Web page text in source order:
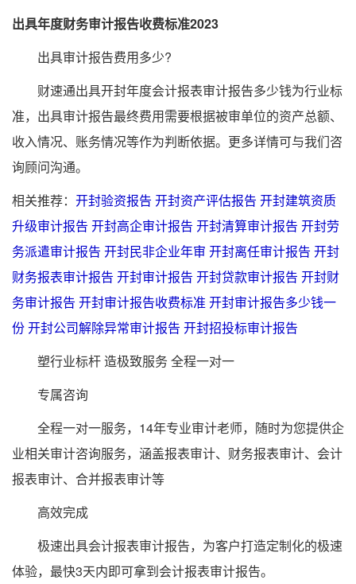
出具年度财务审计报告收费标准2023
出具审计报告费用多少?
财速通出具开封年度会计报表审计报告多少钱为行业标
准，出具审计报告最终费用需要根据被审单位的资产总额、
收入情况、账务情况等作为判断依据。更多详情可与我们咨
询顾问沟通。
相关推荐： 开封验资报告 开封资产评估报告 开封建筑资质
升级审计报告 开封高企审计报告 开封清算审计报告 开封劳
务派遣审计报告 开封民非企业年审 开封离任审计报告 开封
财务报表审计报告 开封审计报告 开封贷款审计报告 开封财
务审计报告 开封审计报告收费标准 开封审计报告多少钱一
份开封公司解除异常审计报告 开封招投标审计报告
塑行业标杆 造极致服务 全程一对一
专属咨询
全程一对一服务，14年专业审计老师，随时为您提供企
业相关审计咨询服务，涵盖报表审计、财务报表审计、会计
报表审计、合并报表审计等
高效完成
极速出具会计报表审计报告，为客户打造定制化的极速
体验，最快3天内即可拿到会计报表审计报告。